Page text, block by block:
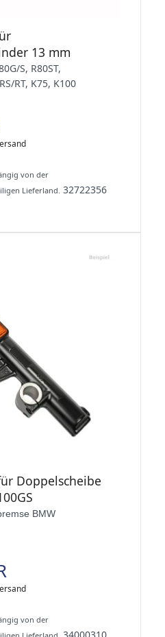
13 mm
S, R80ST,
RT, K75, K100
von der
Lieferland. 32722356
Doppelscheibe
BMW
von der